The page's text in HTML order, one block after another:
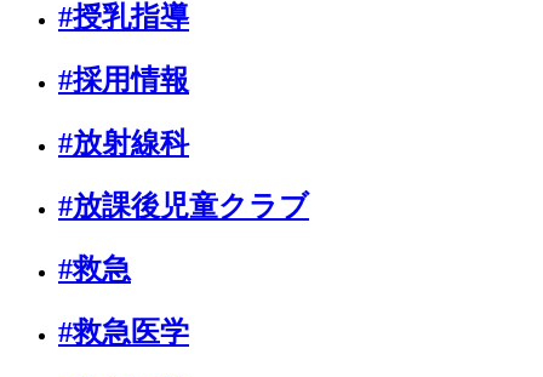
#授乳指導
#採用情報
#放射線科
#放課後児童クラブ
#救急
#救急医学